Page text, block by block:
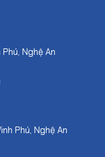
Nghệ An
Phú, Nghệ An